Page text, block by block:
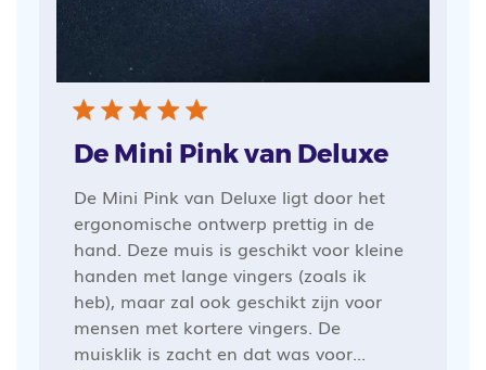
De Mini Pink van Deluxe
De Mini Pink van Deluxe ligt door het
ergonomische ontwerp prettig in de
hand. Deze muis is geschikt voor kleine
handen met lange vingers (zoals ik
heb), maar zal ook geschikt zijn voor
mensen met kortere vingers. De
muisklik is zacht en dat was voor...